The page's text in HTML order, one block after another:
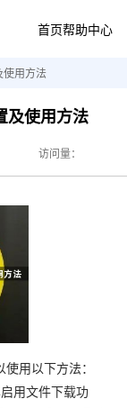
首页帮助中心
使用方法
及使用方法
访问量：
用以下方法：
启用文件下载功